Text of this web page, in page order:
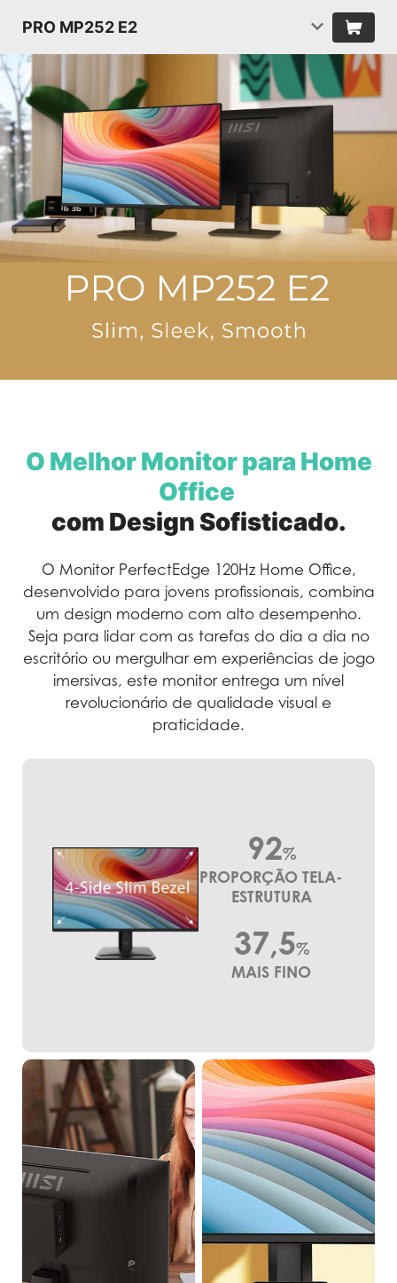
PRO MP252 E2
O Melhor Monitor para Home
Office
com Design Sofisticado.
O Monitor PerfectEdge 120Hz Home Office,
desenvolvido para jovens profissionais, combina
um design moderno com alto desempenho.
Seja para lidar com as tarefas do dia a dia no
escritório ou mergulhar em experiências de jogo
imersivas, este monitor entrega um nível
revolucionário de qualidade visual e
praticidade.
92%
PROPORÇÃO TELA-
ESTRUTURA
37,5%
MAIS FINO